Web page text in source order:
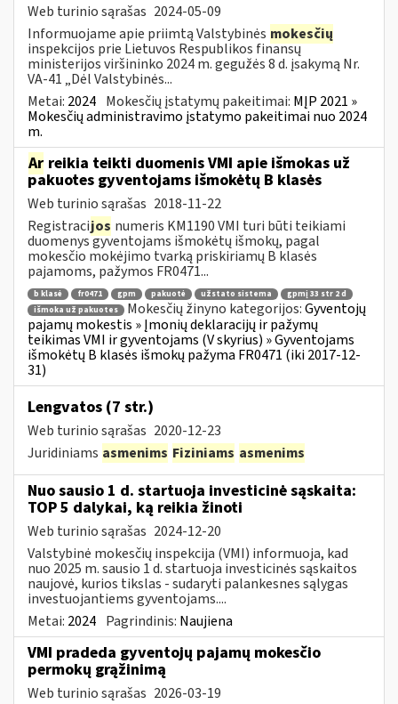
Web turinio sąrašas 2024-05-09
Informuojame apie priimtą Valstybinės mokesčių
inspekcijos prie Lietuvos Respublikos finansų
ministerijos viršininko 2024 m. gegužės 8 d. įsakymą Nr.
VA-41 „Dėl Valstybinės...
Metai: 2024 Mokesčių įstatymų pakeitimai: MĮP 2021 »
Mokesčių administravimo įstatymo pakeitimai nuo 2024
m.
Ar reikia teikti duomenis VMI apie išmokas už
pakuotes gyventojams išmokėtų B klasės
Web turinio sąrašas 2018-11-22
Registracijos numeris KM1190 VMI turi būti teikiami
duomenys gyventojams išmokėtų išmokų, pagal
mokesčio mokėjimo tvarką priskiriamų B klasės
pajamoms, pažymos FR0471...
b klasė fr0471 gpm pakuotė užstato sistema
gpmį 33 str 2 d
išmoka už pakuotes
Mokesčių žinyno kategorijos:Gyventojų
pajamų mokestis » Įmonių deklaracijų ir pažymų
teikimas VMI ir gyventojams (V skyrius) » Gyventojams
išmokėtų B klasės išmokų pažyma FR0471 (iki 2017-12-
31)
Lengvatos (7 str.)
Web turinio sąrašas 2020-12-23
Juridiniams asmenims Fiziniams asmenims
Nuo sausio 1 d. startuoja investicinė sąskaita:
TOP 5 dalykai, ką reikia žinoti
Web turinio sąrašas 2024-12-20
Valstybinė mokesčių inspekcija (VMI) informuoja, kad
nuo 2025 m. sausio 1 d. startuoja investicinės sąskaitos
naujovė, kurios tikslas - sudaryti palankesnes sąlygas
investuojantiems gyventojams....
Metai: 2024 Pagrindinis: Naujiena
VMI pradeda gyventojų pajamų mokesčio
permokų grąžinimą
Web turinio sąrašas 2026-03-19